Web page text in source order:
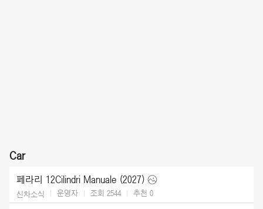
Car
페라리 12Cilindri Manuale (2027)
신차소식 운영자 조회 2544 추천 0